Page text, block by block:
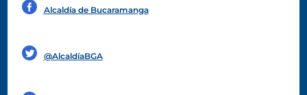
Alcaldía de Bucaramanga
@AlcaldíaBGA